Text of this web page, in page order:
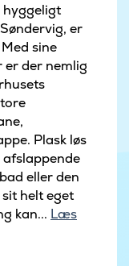
hyggeligt
er
sine
der nemlig
Plask løs
eller den
helt eget
kan... Læs